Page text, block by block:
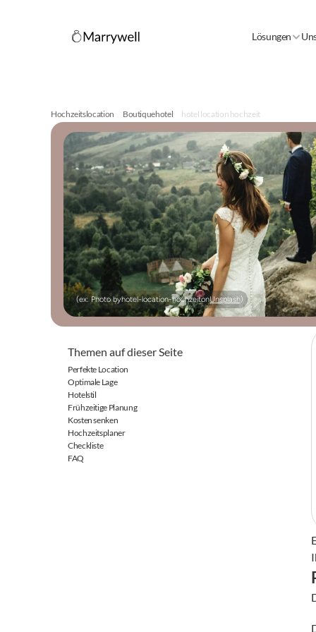
Lösungen
Hochzeitslocation Boutiquehotel hotel location hochzeit
(ex: Photo byhotel-location-hochzeitonUnsplash)
Themen auf dieser Seite
Perfekte Location
Optimale Lage
Hotelstil
Frühzeitige Planung
Kosten senken
Hochzeitsplaner
Checkliste
FAQ